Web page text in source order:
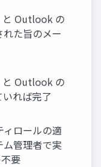
と Outlook の
た旨のメー
と Outlook の
れば完了
ィロールの適
管理者で実
要